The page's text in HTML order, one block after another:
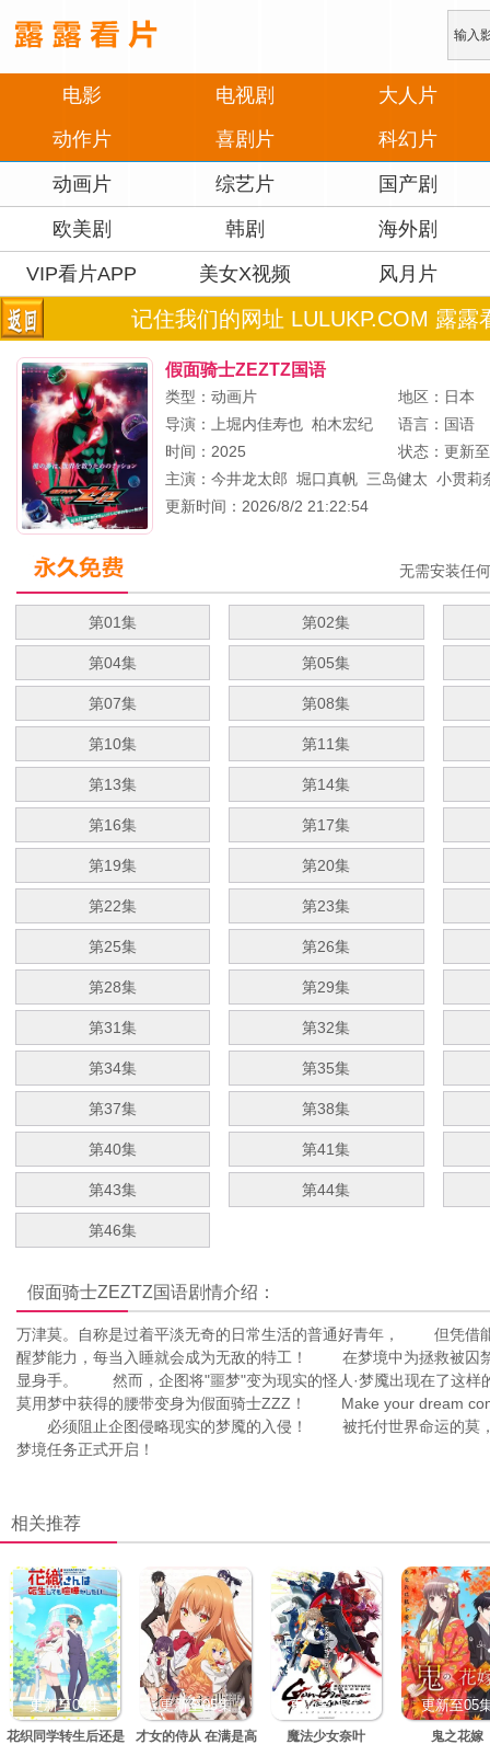
电影 电视剧
大人片
动作片
喜剧片 科幻片
动画片 综艺片 国产剧
欧美剧 韩剧 海外剧
VIP看片APP 美女X视频 风月片
记住我们的网址 LULUKP.COM 露露
假面骑士ZEZTZ国语
类型：动画片
地区：日本
导演：
上堀内佳寿也 柏木宏纪 山口恭平 柴崎
语言：国语
时间：2025
状态：更新
主演： 今井龙太郎 堀口真帆 三岛健太 小贯莉
更新时间：2026/8/2 21:22:54
无需安装任
第01集 第02集
第04集 第05集
第07集 第08集
第10集 第11集
第13集 第14集
第16集 第17集
第19集 第20集
第22集 第23集
第25集 第26集
第28集 第29集
第31集 第32集
第34集 第35集
第37集 第38集
第40集 第41集
第43集 第44集
第46集
假面骑士ZEZTZ国语剧情介绍：
万津莫。自称是过着平淡无奇的日常生活的普通好青年， 但凭借
醒梦能力，每当入睡就会成为无敌的特工！ 在梦境中为拯救被囚
显身手。 然而，企图将"噩梦"变为现实的怪人·梦魇出现在了
莫用梦中获得的腰带变身为假面骑士ZZZ！ Make your dream
必须阻止企图侵略现实的梦魇的入侵！ 被托付世界命运的莫，
梦境任务正式开启！
相关推荐
更新至04集
花织同学转生后还是
更新至05集
才女的侍从 在满是高
更新至05集
魔法少女奈叶
更新至05
鬼之花嫁